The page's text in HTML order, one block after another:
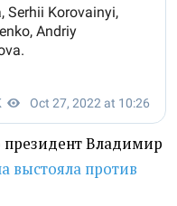
президент Владимир
выстояла против